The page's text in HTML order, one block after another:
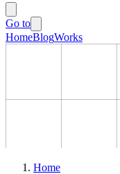
Go to
HomeBlogWorks
Home